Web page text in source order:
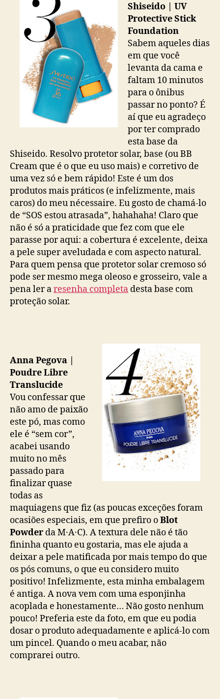
Shiseido | UV
Protective Stick
Foundation
Sabem aqueles dias
em que você
levanta da cama e
faltam 10 minutos
para o ônibus
passar no ponto? É
aí que eu agradeço
por ter comprado
esta base da
Shiseido. Resolvo protetor solar, base (ou BB
Cream que é o que eu uso mais) e corretivo de
uma vez só e bem rápido! Este é um dos
produtos mais práticos (e infelizmente, mais
caros) do meu nécessaire. Eu gosto de chamá-lo
de “SOS estou atrasada”, hahahaha! Claro que
não é só a praticidade que fez com que ele
parasse por aqui: a cobertura é excelente, deixa
a pele super aveludada e com aspecto natural.
Para quem pensa que protetor solar cremoso só
pode ser mesmo mega oleoso e grosseiro, vale a
pena ler aresenha completa desta base com
proteção solar.
Anna Pegova |
Poudre Libre
Translucide
Vou confessar que
não amo de paixão
este pó, mas como
ele é “sem cor”,
acabei usando
muito no mês
passado para
finalizar quase
todas as
maquiagens que fiz (as poucas exceções foram
ocasiões especiais, em que prefiro oBlot
Powder da M·A·C). A textura dele não é tão
fininha quanto eu gostaria, mas ele ajuda a
deixar a pele matificada por mais tempo do que
os pós comuns, o que eu considero muito
positivo! Infelizmente, esta minha embalagem
é antiga. A nova vem com uma esponjinha
acoplada e honestamente… Não gosto nenhum
pouco! Preferia este da foto, em que eu podia
dosar o produto adequadamente e aplicá-lo com
um pincel. Quando o meu acabar, não
comprarei outro.